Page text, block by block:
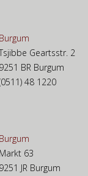
Burgum
Geartsstr. 2
9251 BR Burgum
48 1220
Burgum
Markt 63
9251 JR Burgum